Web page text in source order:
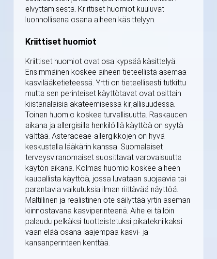
elvyttämisestä. Kriittiset huomiot kuuluvat
luonnollisena osana aiheen käsittelyyn.
Kriittiset huomiot
Kriittiset huomiot ovat osa kypsää käsittelyä.
Ensimmäinen koskee aiheen tieteellistä asemaa
kasvilääketieteessä. Yrtti on tieteellisesti tutkittu
mutta sen perinteiset käyttötavat ovat osittain
kiistanalaisia akateemisessa kirjallisuudessa.
Toinen huomio koskee turvallisuutta. Raskauden
aikana ja allergisilla henkilöillä käyttöä on syytä
välttää. Asteraceae-allergikkojen on hyvä
keskustella lääkärin kanssa. Suomalaiset
terveysviranomaiset suosittavat varovaisuutta
käytön aikana. Kolmas huomio koskee aiheen
kaupallista käyttöä, jossa luvataan suojaavia tai
parantavia vaikutuksia ilman riittävää näyttöä.
Maltillinen ja realistinen ote säilyttää yrtin aseman
kiinnostavana kasviperinteenä. Aihe ei tällöin
palaudu pelkäksi tuotteistetuksi pikatekniikaksi
vaan elää osana laajempaa kasvi- ja
kansanperinteen kenttää.